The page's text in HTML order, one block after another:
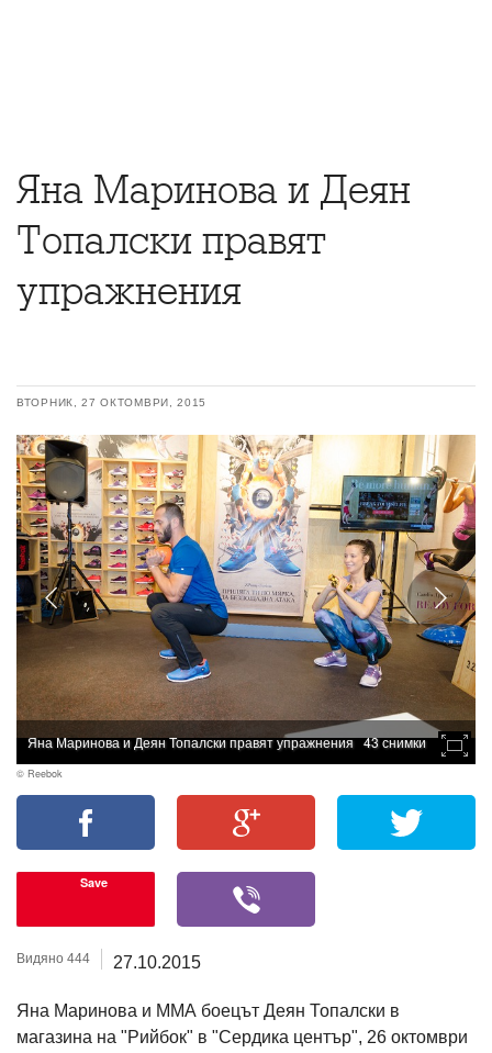
Яна Маринова и Деян
Топалски правят
упражнения
ВТОРНИК, 27 ОКТОМВРИ, 2015
Яна Маринова и Деян Топалски правят упражнения 43 снимки
© Reebok
Save
Видяно 444 27.10.2015
Яна Маринова и ММА боецът Деян Топалски в
магазина на "Рийбок" в "Сердика център", 26 октомври